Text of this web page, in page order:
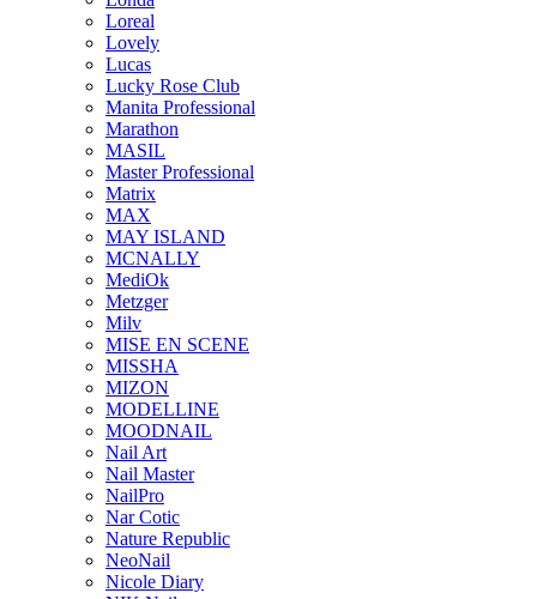
Loreal
Lovely
Lucas
Lucky Rose Club
Manita Professional
Marathon
MASIL
Master Professional
Matrix
MAX
MAY ISLAND
MCNALLY
MediOk
Metzger
Milv
MISE EN SCENE
MISSHA
MIZON
MODELLINE
MOODNAIL
Nail Art
Nail Master
NailPro
Nar Cotic
Nature Republic
NeoNail
Nicole Diary